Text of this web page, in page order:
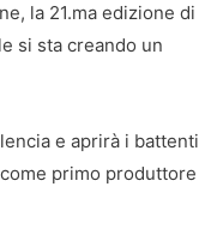
la 21.ma edizione di
si sta creando un
e aprirà i battenti
primo produttore